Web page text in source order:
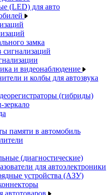
(LED) для авто
замка
сигнализаций
и видеонаблюдение
и колбы для автозвука
(гибриды)
зеркало
памяти в автомобиль
(диагностические)
для автоэлектроники
устройства (АЗУ)
автотоваров